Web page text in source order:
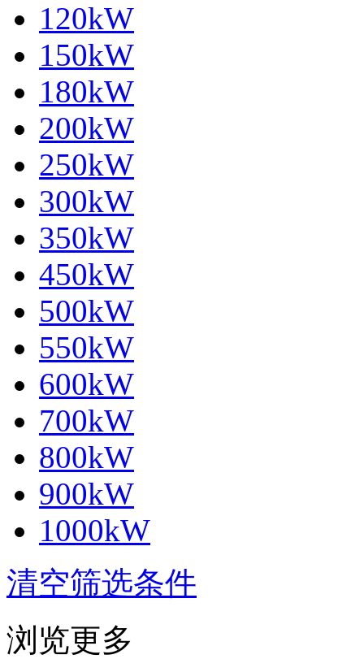
120kW
150kW
180kW
200kW
250kW
300kW
350kW
450kW
500kW
550kW
600kW
700kW
800kW
900kW
1000kW
清空筛选条件
浏览更多